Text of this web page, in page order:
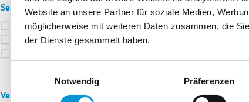
Website an unsere Partner für soziale Medien,
möglicherweise mit weiteren Daten zusammen, die
der Dienste gesammelt haben.
Notwendig
Präferenzen
Service:
Bettwäsche inkl.
Geschirrtücher inkl.
Fahrräder
Strandkorb am Strand
Verpflegung: